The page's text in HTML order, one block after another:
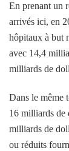
En prenant un
arrivés ici, en
hôpitaux à but
avec 14,4
milliards de
Dans le même
16 milliards de
milliards de
ou réduits